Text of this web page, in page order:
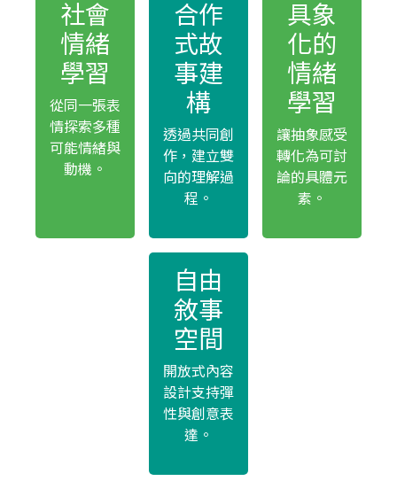
社會
情緒
學習
從同一張表
情探索多種
可能情緒與
動機。
合作
式故
事建
構
透過共同創
作，建立雙
向的理解過
程。
具象
化的
情緒
學習
讓抽象感受
轉化為可討
論的具體元
素。
自由
敘事
空間
開放式內容
設計支持彈
性與創意表
達。